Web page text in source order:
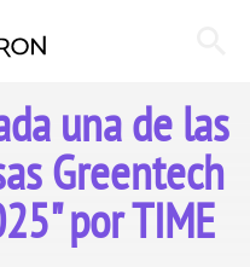
una de las
Greentech
por TIME